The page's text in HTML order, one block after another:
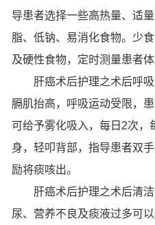
导患者选择一些高热量、适
脂、低钠、易消化食物。少
及硬性食物，定时测量患者
肝癌术后护理之术后呼吸
膈肌抬高，呼吸运动受限，
可给予雾化吸入，每日2次，
身，轻叩背部，指导患者双
励将痰咳出。
肝癌术后护理之术后清洁
尿、营养不良及痰液过多可